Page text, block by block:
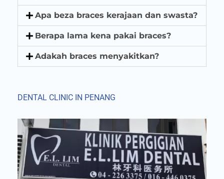
Apa beza braces kerajaan dan swasta?
Berapa lama kena pakai braces?
Adakah braces menyakitkan?
DENTAL CLINIC IN PENANG